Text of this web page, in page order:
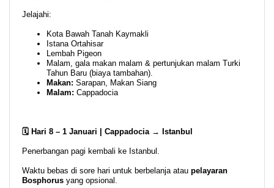
Jelajahi:
Kota Bawah Tanah Kaymakli
Istana Ortahisar
Lembah Pigeon
Malam, gala makan malam & pertunjukan malam Turki
Tahun Baru (biaya tambahan).
Makan: Sarapan, Makan Siang
Malam: Cappadocia
🗓️ Hari 8 – 1 Januari | Cappadocia → Istanbul
Penerbangan pagi kembali ke Istanbul.
Waktu bebas di sore hari untuk berbelanja atau pelayaran
Bosphorus yang opsional.